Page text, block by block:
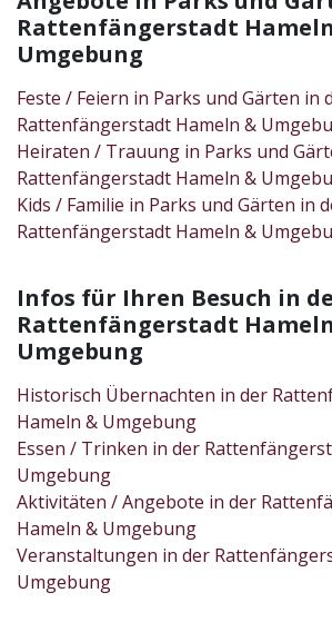
Rattenfängerstadt
Umgebung
Feste / Feiern in Parks und Gärten in
Rattenfängerstadt Hameln &
Heiraten / Trauung in Parks und
Rattenfängerstadt Hameln &
Kids / Familie in Parks und Gärten in
Rattenfängerstadt Hameln &
Infos für Ihren Besuch in
Rattenfängerstadt
Umgebung
Historisch Übernachten in der
Hameln & Umgebung
Essen / Trinken in der
Umgebung
Aktivitäten / Angebote in der
Hameln & Umgebung
Veranstaltungen in der
Umgebung